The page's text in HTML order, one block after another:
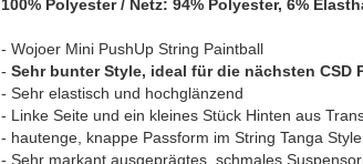
100% Polyester / Netz: 94% Polyester, 6%
- Wojoer Mini PushUp String Paintball
- Sehr bunter Style, ideal für die nächsten CSD
- Sehr elastisch und hochglänzend
- Linke Seite und ein kleines Stück Hinten aus
- hautenge, knappe Passform im String Tanga
- Sehr markant ausgeprägtes, schmales